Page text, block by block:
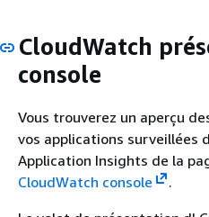
CloudWatch
console
Vous trouverez un aperçu
vos applications surveillées
Application Insights de la
CloudWatch console
.